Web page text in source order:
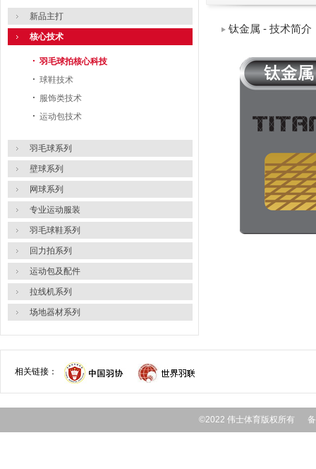
新品主打
核心技术
· 羽毛球拍核心科技
· 球鞋技术
· 服饰类技术
· 运动包技术
羽毛球系列
壁球系列
网球系列
专业运动服装
羽毛球鞋系列
回力拍系列
运动包及配件
拉线机系列
场地器材系列
钛金属 - 技术简介
相关链接：
©2022 伟士体育版权所有 备